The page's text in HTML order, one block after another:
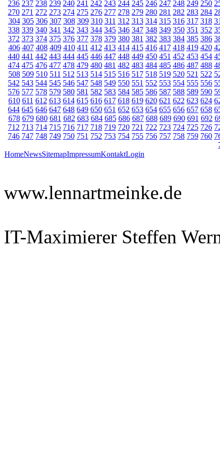
236 237 238 239 240 241 242 243 244 245 246 247 248 249 250
270 271 272 273 274 275 276 277 278 279 280 281 282 283 284
304 305 306 307 308 309 310 311 312 313 314 315 316 317 318
338 339 340 341 342 343 344 345 346 347 348 349 350 351 352
372 373 374 375 376 377 378 379 380 381 382 383 384 385 386
406 407 408 409 410 411 412 413 414 415 416 417 418 419 420
440 441 442 443 444 445 446 447 448 449 450 451 452 453 454
474 475 476 477 478 479 480 481 482 483 484 485 486 487 488
508 509 510 511 512 513 514 515 516 517 518 519 520 521 522
542 543 544 545 546 547 548 549 550 551 552 553 554 555 556
576 577 578 579 580 581 582 583 584 585 586 587 588 589 590
610 611 612 613 614 615 616 617 618 619 620 621 622 623 624
644 645 646 647 648 649 650 651 652 653 654 655 656 657 658
678 679 680 681 682 683 684 685 686 687 688 689 690 691 692
712 713 714 715 716 717 718 719 720 721 722 723 724 725 726
746 747 748 749 750 751 752 753 754 755 756 757 758 759 760
HomeNewsSitemapImpressumKontaktLogin
www.lennartmeinke.de
IT-Maximierer Steffen